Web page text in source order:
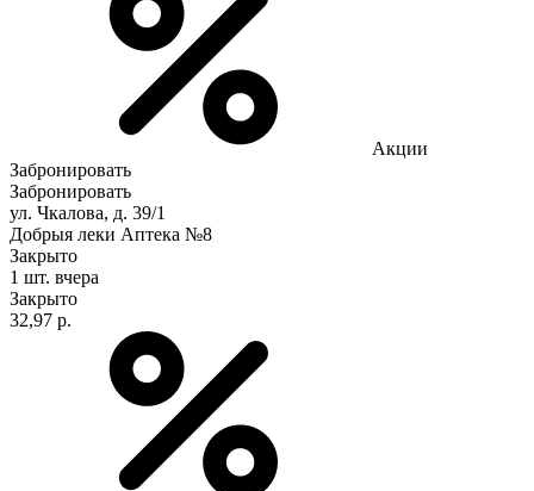
Акции
Забронировать
Забронировать
ул. Чкалова, д. 39/1
Добрыя леки Аптека №8
Закрыто
1 шт. вчера
Закрыто
32,97 р.